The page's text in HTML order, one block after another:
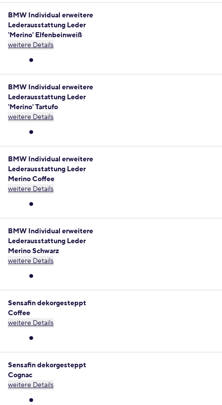
BMW Individual erweitere
Lederausstattung Leder
'Merino' Elfenbeinweiß
weitere Details
BMW Individual erweitere
Lederausstattung Leder
'Merino' Tartufo
weitere Details
BMW Individual erweitere
Lederausstattung Leder
Merino Coffee
weitere Details
BMW Individual erweitere
Lederausstattung Leder
Merino Schwarz
weitere Details
Sensafin dekorgesteppt
Coffee
weitere Details
Sensafin dekorgesteppt
Cognac
weitere Details